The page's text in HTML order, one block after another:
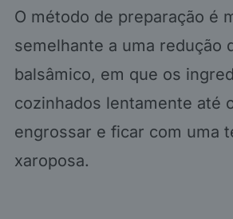
O método de preparação é
semelhante a uma redução
balsâmico, em que os
cozinhados lentamente até
engrossar e ficar com uma
xaroposa.